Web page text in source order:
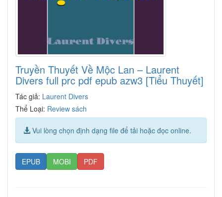
Truyền Thuyết Về Mộc Lan – Laurent
Divers full prc pdf epub azw3 [Tiểu Thuyết]
Tác giả: Laurent Divers
Thể Loại: Review sách
Vui lòng chọn định dạng file để tải hoặc đọc online.
EPUB MOBI PDF